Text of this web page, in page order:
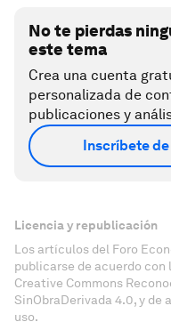
No te pierdas
este tema
Crea una cuenta
personalizada de
publicaciones y
Inscríbete
Licencia y republicación
Los artículos del Foro
publicarse de acuerdo
Creative Commons
SinObraDerivada 4.0, y de
uso.